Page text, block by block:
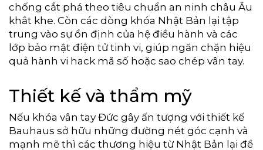
chống cắt phá theo tiêu chuẩn an ninh châu Âu
khắt khe. Còn các dòng khóa Nhật Bản lại tập
trung vào sự ổn định của hệ điều hành và các
lớp bảo mật điện tử tinh vi, giúp ngăn chặn hiệu
quả hành vi hack mã số hoặc sao chép vân tay.
Thiết kế và thẩm mỹ
Nếu khóa vân tay Đức gây ấn tượng với thiết kế
Bauhaus sở hữu những đường nét góc cạnh và
mạnh mẽ thì các thương hiệu từ Nhật Bản lại đề